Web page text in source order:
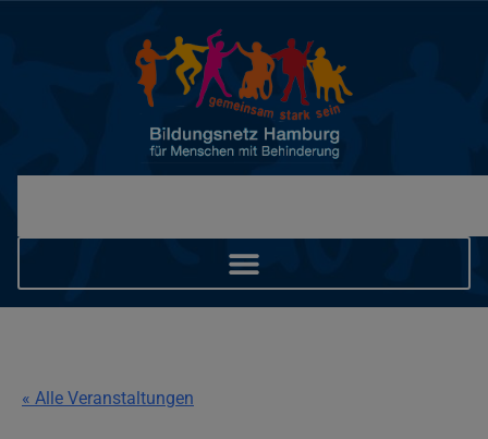
« Alle Veranstaltungen